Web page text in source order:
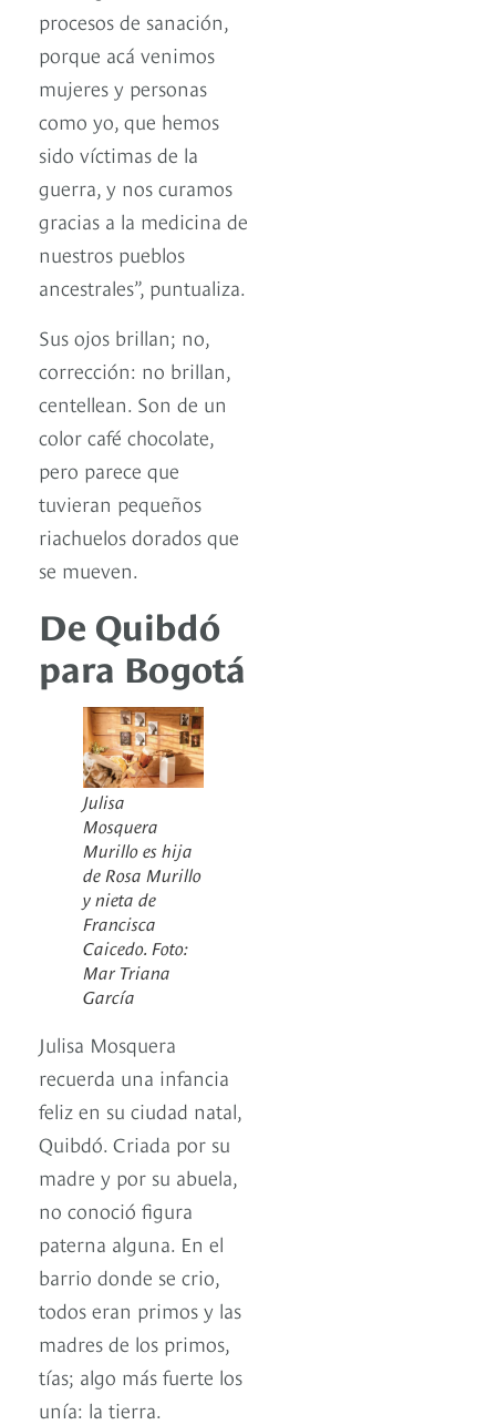
procesos de sanación,
porque acá venimos
mujeres y personas
como yo, que hemos
sido víctimas de la
guerra, y nos curamos
gracias a la medicina de
nuestros pueblos
ancestrales”, puntualiza.
Sus ojos brillan; no,
corrección: no brillan,
centellean. Son de un
color café chocolate,
pero parece que
tuvieran pequeños
riachuelos dorados que
se mueven.
De Quibdó
para Bogotá
Julisa
Mosquera
Murillo es hija
de Rosa Murillo
y nieta de
Francisca
Caicedo. Foto:
Mar Triana
García
Julisa Mosquera
recuerda una infancia
feliz en su ciudad natal,
Quibdó. Criada por su
madre y por su abuela,
no conoció figura
paterna alguna. En el
barrio donde se crio,
todos eran primos y las
madres de los primos,
tías; algo más fuerte los
unía: la tierra.